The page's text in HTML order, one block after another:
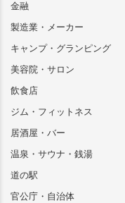
金融
製造業・メーカー
キャンプ・グランピング
美容院・サロン
飲食店
ジム・フィットネス
居酒屋・バー
温泉・サウナ・銭湯
道の駅
官公庁・自治体